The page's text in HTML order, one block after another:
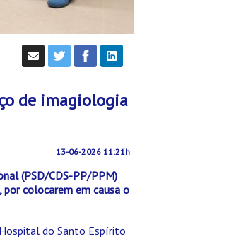
de imagiologia
13-06-2026 11:21h
(PSD/CDS-PP/PPM)
colocarem em causa o
do Santo Espírito